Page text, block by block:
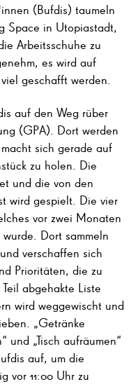
(Bufdis) taumeln
Space in Utopiastadt,
Arbeitsschuhe zu
es wird auf
geschafft werden.
auf den Weg rüber
(GPA). Dort werden
sich gerade auf
zu holen. Die
und die von den
wird gespielt. Die vier
vor zwei Monaten
Dort sammeln
verschaffen sich
Prioritäten, die zu
abgehakte Liste
wird weggewischt und
„Getränke
und „Tisch aufräumen“
auf, um die
vor 11:00 Uhr zu